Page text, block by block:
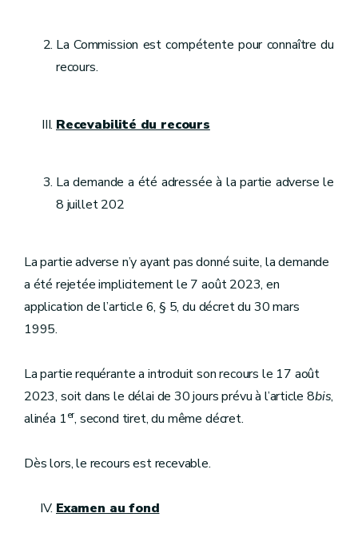
La Commission est compétente pour connaître du
recours.
Recevabilité du recours
La demande a été adressée à la partie adverse le
8 juillet 202
La partie adverse n’y ayant pas donné suite, la demande
a été rejetée implicitement le 7 août 2023, en
application de l’article 6, § 5, du décret du 30 mars
1995.
La partie requérante a introduit son recours le 17 août
2023, soit dans le délai de 30 jours prévu à l’article 8bis,
alinéa 1er, second tiret, du même décret.
Dès lors, le recours est recevable.
Examen au fond